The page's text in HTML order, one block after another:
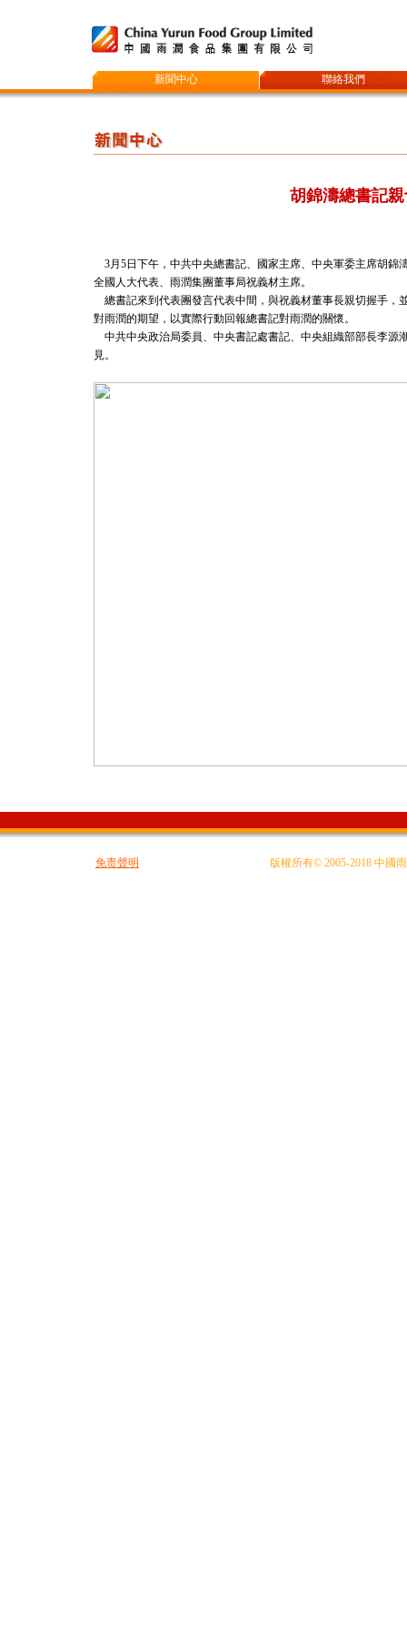
新聞中心 聯絡我們
胡錦濤總書記
3月5日下午，中共中央總書記、國家主席、中央軍委主席胡錦
全國人大代表、雨潤集團董事局祝義材主席。
總書記來到代表團發言代表中間，與祝義材董事長親切握手，
對雨潤的期望，以實際行動回報總書記對雨潤的關懷。
中共中央政治局委員、中央書記處書記、中央組織部部長李源
見。